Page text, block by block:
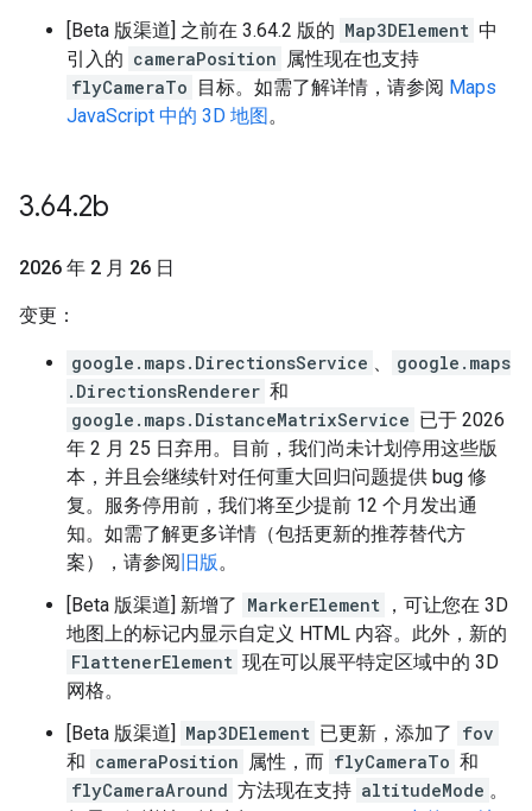
[Beta 版渠道] 之前在 3.64.2 版的 Map3DElement 中
引入的 cameraPosition 属性现在也支持
flyCameraTo 目标。如需了解详情，请参阅 Maps
JavaScript 中的 3D 地图。
3.64.2b
2026 年 2 月 26 日
变更：
google.maps.DirectionsService 、
google.maps
.DirectionsRenderer 和
google.maps.DistanceMatrixService 已于 2026
年 2 月 25 日弃用。目前，我们尚未计划停用这些版
本，并且会继续针对任何重大回归问题提供 bug 修
复。服务停用前，我们将至少提前 12 个月发出通
知。如需了解更多详情（包括更新的推荐替代方
案），请参阅 旧版。
[Beta 版渠道] 新增了 MarkerElement ，可让您在 3D
地图上的标记内显示自定义 HTML 内容。此外，新的
FlattenerElement 现在可以展平特定区域中的 3D
网格。
[Beta 版渠道] Map3DElement 已更新，添加了 fov
和 cameraPosition 属性，而 flyCameraTo 和
flyCameraAround 方法现在支持 altitudeMode 。